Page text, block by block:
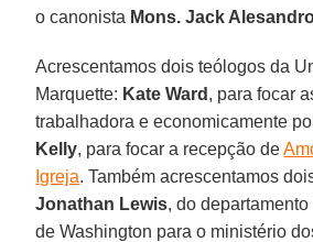
o canonista Mons. Jack
Acrescentamos dois teólogos da
Marquette: Kate Ward , para focar
trabalhadora e economicamente
Kelly, para focar a recepção de
Igreja. Também acrescentamos
Jonathan Lewis, do
de Washington para o ministério